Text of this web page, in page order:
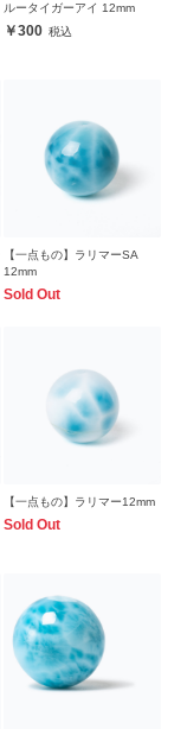
ルータイガーアイ 12mm
300
【一点もの】ラリマーSA
12mm
Sold Out
【一点もの】ラリマー12mm
Sold Out